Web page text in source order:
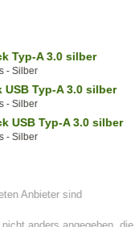
Typ-A 3.0 silber
- Silber
USB Typ-A 3.0 silber
- Silber
USB Typ-A 3.0 silber
- Silber